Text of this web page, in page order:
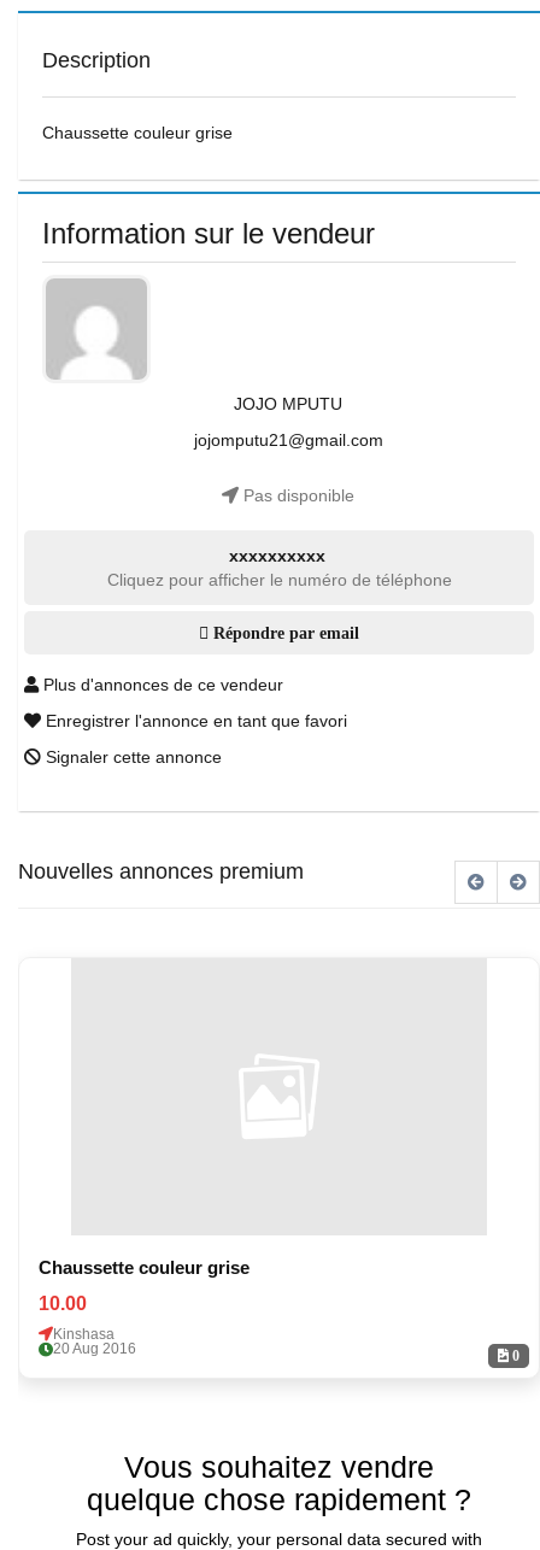
Description
Chaussette couleur grise
Information sur le vendeur
JOJO MPUTU
jojomputu21@gmail.com
Pas disponible
xxxxxxxxxx
Cliquez pour afficher le numéro de téléphone
Répondre par email
Plus d'annonces de ce vendeur
Enregistrer l'annonce en tant que favori
Signaler cette annonce
Nouvelles annonces premium
0
Chaussette couleur grise
10.00
Kinshasa
20 Aug 2016
Vous souhaitez vendre
quelque chose rapidement ?
Post your ad quickly, your personal data secured with